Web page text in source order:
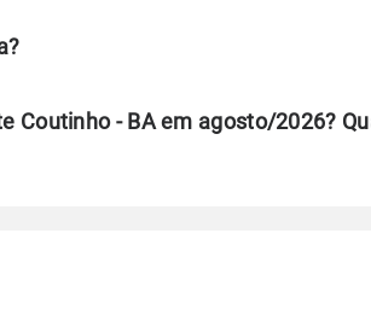
Coutinho - BA em agosto/2026?